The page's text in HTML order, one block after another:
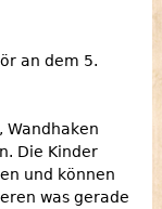
an dem 5.
Wandhaken
Die Kinder
und können
was gerade